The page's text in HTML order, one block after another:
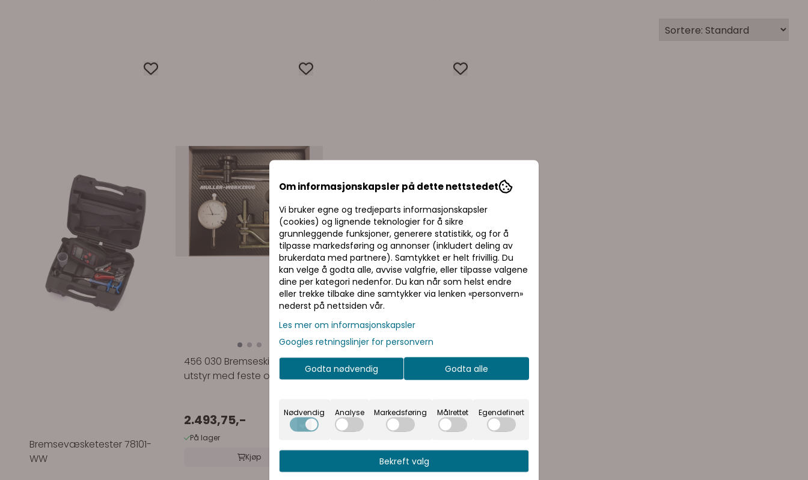
Bremsevæsketester 78101-
WW
456 030 Bremseskivemåler
utstyr med feste og måleur
2.493,75,-
På lager
Kjøp
Priser inkl. eller ekskl. mva
I denne butikken kan du velge om du
vil se prisene med eller uten moms.
Inkl. mva
Om informasjonskapsler på dette nettstedet
Vi bruker egne og tredjeparts informasjonskapsler
(cookies) og lignende teknologier for å sikre
grunnleggende funksjoner, generere statistikk, og for å
tilpasse markedsføring og annonser (inkludert deling av
brukerdata med partnere). Samtykket er helt frivillig. Du
kan velge å godta alle, avvise valgfrie, eller tilpasse valgene
dine per kategori nedenfor. Du kan når som helst endre
eller trekke tilbake dine samtykker via lenken «personvern»
nederst på nettsiden vår.
Les mer om informasjonskapsler
Googles retningslinjer for personvern
Godta nødvendig Godta alle
Nødvendig Analyse Markedsføring Målrettet Egendefinert
Bekreft valg